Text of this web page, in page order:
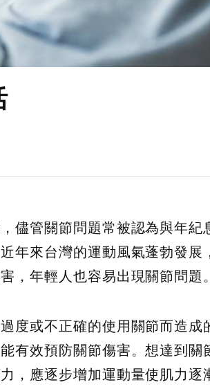
儘管關節問題常被認為與年紀
年來台灣的運動風氣蓬勃發展
，年輕人也容易出現關節問題。
度或不正確的使用關節而造成
有效預防關節傷害。想達到關
，應逐步增加運動量使肌力逐